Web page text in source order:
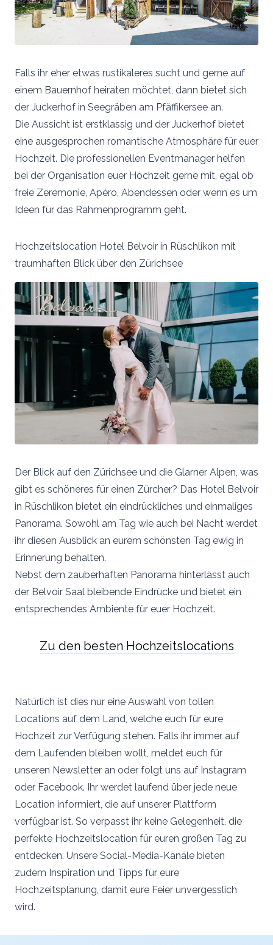
Falls ihr eher etwas rustikaleres sucht und gerne auf
einem Bauernhof heiraten möchtet, dann bietet sich
der Juckerhof in Seegräben am Pfäffikersee an.
Die Aussicht ist erstklassig und der Juckerhof bietet
eine ausgesprochen romantische Atmosphäre für euer
Hochzeit. Die professionellen Eventmanager helfen
bei der Organisation euer Hochzeit gerne mit, egal ob
freie Zeremonie, Apéro, Abendessen oder wenn es um
Ideen für das Rahmenprogramm geht.
Hochzeitslocation Hotel Belvoir in Rüschlikon mit
traumhaften Blick über den Zürichsee
Der Blick auf den Zürichsee und die Glarner Alpen, was
gibt es schöneres für einen Zürcher? Das Hotel Belvoir
in Rüschlikon bietet ein eindrückliches und einmaliges
Panorama. Sowohl am Tag wie auch bei Nacht werdet
ihr diesen Ausblick an eurem schönsten Tag ewig in
Erinnerung behalten.
Nebst dem zauberhaften Panorama hinterlässt auch
der Belvoir Saal bleibende Eindrücke und bietet ein
entsprechendes Ambiente für euer Hochzeit.
Zu den besten Hochzeitslocations
Natürlich ist dies nur eine Auswahl von tollen
Locations auf dem Land, welche euch für eure
Hochzeit zur Verfügung stehen. Falls ihr immer auf
dem Laufenden bleiben wollt, meldet euch für
unseren Newsletter an oder folgt uns auf Instagram
oder Facebook. Ihr werdet laufend über jede neue
Location informiert, die auf unserer Plattform
verfügbar ist. So verpasst ihr keine Gelegenheit, die
perfekte Hochzeitslocation für euren großen Tag zu
entdecken. Unsere Social-Media-Kanäle bieten
zudem Inspiration und Tipps für eure
Hochzeitsplanung, damit eure Feier unvergesslich
wird.